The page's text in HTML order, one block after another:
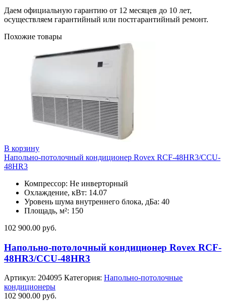
Даем официальную гарантию от 12 месяцев до 10 лет,
осуществляем гарантийный или постгарантийный ремонт.
Похожие товары
В корзину
Напольно-потолочный кондиционер Rovex RCF-48HR3/CCU-
48HR3
Компрессор: Не инверторный
Охлаждение, кВт: 14.07
Уровень шума внутреннего блока, дБа: 40
Площадь, м²: 150
102 900.00 руб.
Напольно-потолочный кондиционер Rovex RCF-
48HR3/CCU-48HR3
Артикул: 204095 Категория: Напольно-потолочные
кондиционеры
102 900.00 руб.